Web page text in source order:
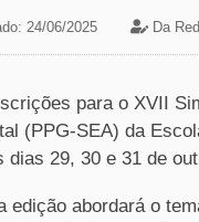
24/06/2025 Da
para o XVII
(PPG-SEA) da
dias 29, 30 e 31 de
edição abordará o